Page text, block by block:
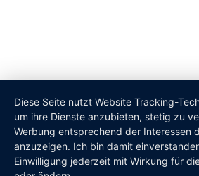
Diese Seite nutzt Website Tracking-
um ihre Dienste anzubieten, stetig zu
Werbung entsprechend der Interessen
anzuzeigen. Ich bin damit
Einwilligung jederzeit mit Wirkung für